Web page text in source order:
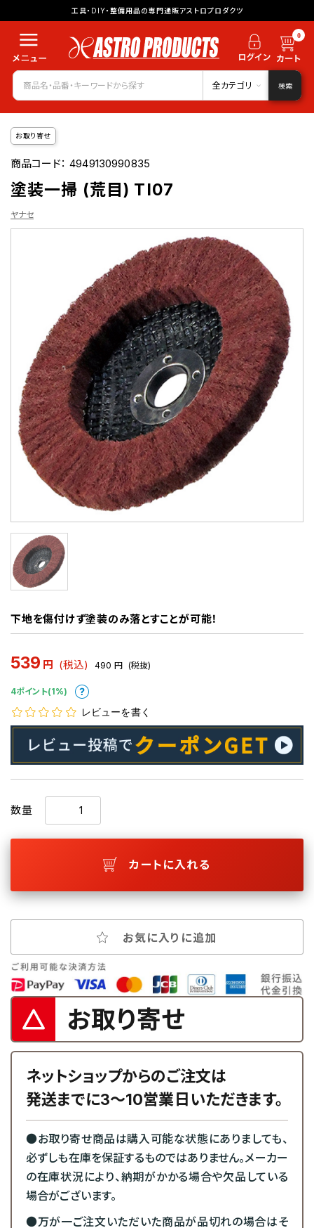
工具・DIY・整備用品の専門通販アストロプロダクツ
0
全カテゴリ 検索
お取り寄せ
商品コード：4949130990835
塗装一掃 (荒目) TI07
ヤナセ
下地を傷付けず塗装のみ落とすことが可能！
539 円 (税込) 490 円 (税抜)
4ポイント(1%)
レビューを書く
数量
カートに入れる
お気に入りに追加
お取り寄せ
ネットショップからのご注文は
発送までに3～10営業日いただきます。
●お取り寄せ商品は購入可能な状態にありましても、
必ずしも在庫を保証するものではありません。メーカー
の在庫状況により、納期がかかる場合や欠品している
場合がございます。
●万が一ご注文いただいた商品が品切れの場合はそ